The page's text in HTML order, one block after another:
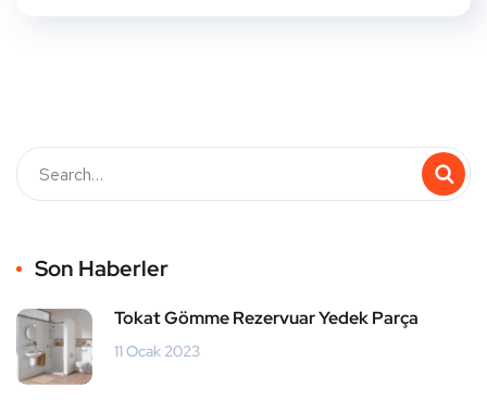
Son Haberler
Tokat Gömme Rezervuar Yedek Parça
11 Ocak 2023